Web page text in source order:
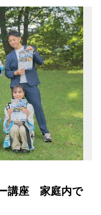
講座 家庭内で